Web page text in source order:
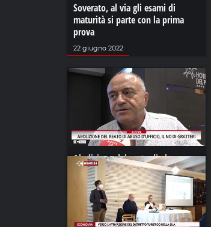
Soverato, al via gli esami di
maturità si parte con la prima
prova
22 giugno 2022
Abolizione del reato di abuso
d'ufficio, il no di Gratteri
12 luglio 2024